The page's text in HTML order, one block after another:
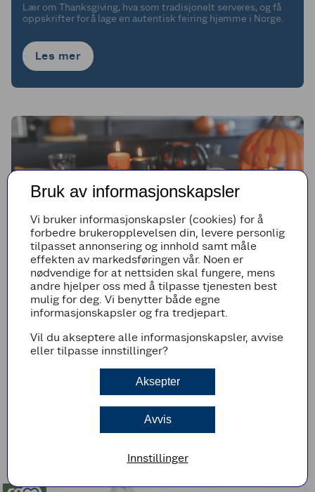
Lær om Thanksgiving, hva som tradisjonelt serveres, og få
oppskrifter for å lage en autentisk feiring hjemme i Norge.
Les mer
HALLOWEEN
Lag skummel stemning til Halloween
Finn de beste oppskriftene og tipsene for en skremmende
god Halloween-feiring. La deg inspirere til å lage en
minneverdig kveld!
Bruk av informasjonskapsler
Vi bruker informasjonskapsler (cookies) for å
forbedre brukeropplevelsen din, levere personlig
tilpasset annonsering og innhold samt måle
effekten av markedsføringen vår. Noen er
nødvendige for at nettsiden skal fungere, mens
andre hjelper oss med å tilpasse tjenesten best
mulig for deg. Vi benytter både egne
informasjonskapsler og fra tredjepart.
Vil du akseptere alle informasjonskapsler, avvise
eller tilpasse innstillinger?
Aksepter
Avvis
Innstillinger